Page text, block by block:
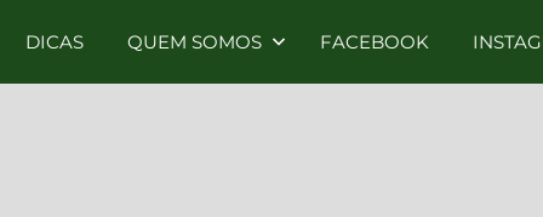
DICAS QUEM SOMOS FACEBOOK